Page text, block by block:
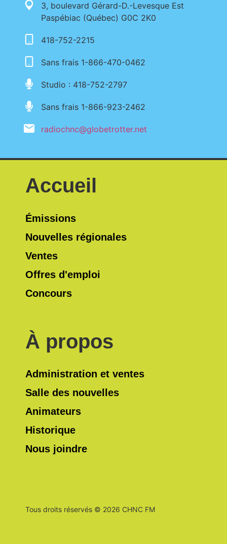
3, boulevard Gérard-D.-Levesque Est
Paspébiac (Québec) G0C 2K0
418-752-2215
Sans frais 1-866-470-0462
Studio : 418-752-2797
Sans frais 1-866-923-2462
radiochnc@globetrotter.net
Accueil
Émissions
Nouvelles régionales
Ventes
Offres d'emploi
Concours
À propos
Administration et ventes
Salle des nouvelles
Animateurs
Historique
Nous joindre
Tous droits réservés © 2026 CHNC FM